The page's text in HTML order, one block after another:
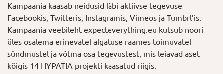
Kampaania kaasab neidusid läbi aktiivse tegevuse
Facebookis, Twitteris, Instagramis, Vimeos ja Tumbrl’is.
Kampaania veebileht expecteverything.eu kutsub noori
üles osalema erinevatel algatuse raames toimuvatel
sündmustel ja võtma osa tegevustest, mis leiavad aset
kõigis 14 HYPATIA projekti kaasatud riigis.